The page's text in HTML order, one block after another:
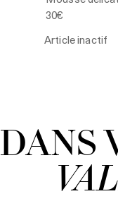
30€
Article inactif
DANS